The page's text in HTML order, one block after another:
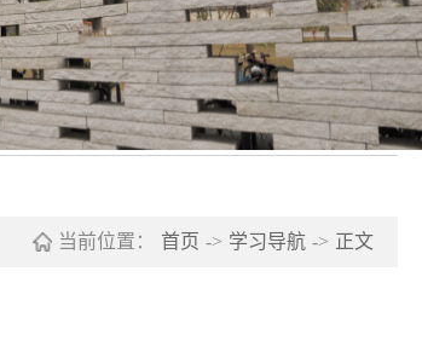
当前位置： 首页 -> 学习导航 -> 正文